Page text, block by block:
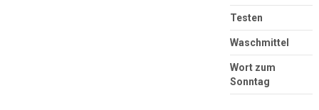
Testen
Waschmittel
Wort zum
Sonntag